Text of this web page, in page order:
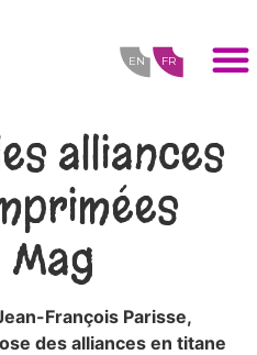
FR
EN
alliances
Mag
François Parisse,
des alliances en titane